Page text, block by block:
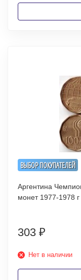
ВЫБОР ПОКУПАТЕЛЕЙ
Аргентина Чемпионат
монет 1977-1978 г
303 ₽
Нет в наличии